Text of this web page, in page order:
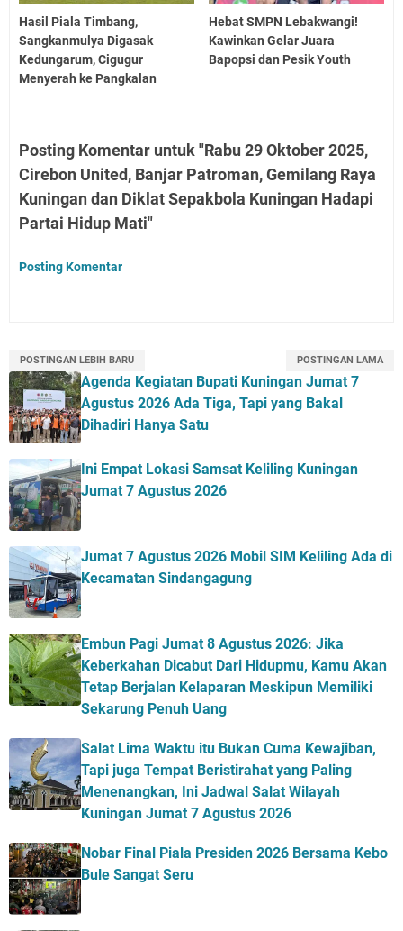
Hasil Piala Timbang,
Sangkanmulya Digasak
Kedungarum, Cigugur
Menyerah ke Pangkalan
Hebat SMPN Lebakwangi!
Kawinkan Gelar Juara
Bapopsi dan Pesik Youth
Posting Komentar untuk "Rabu 29 Oktober 2025,
Cirebon United, Banjar Patroman, Gemilang Raya
Kuningan dan Diklat Sepakbola Kuningan Hadapi
Partai Hidup Mati"
Posting Komentar
POSTINGAN LEBIH BARU POSTINGAN LAMA
Agenda Kegiatan Bupati Kuningan Jumat 7
Agustus 2026 Ada Tiga, Tapi yang Bakal
Dihadiri Hanya Satu
Ini Empat Lokasi Samsat Keliling Kuningan
Jumat 7 Agustus 2026
Jumat 7 Agustus 2026 Mobil SIM Keliling Ada di
Kecamatan Sindangagung
Embun Pagi Jumat 8 Agustus 2026: Jika
Keberkahan Dicabut Dari Hidupmu, Kamu Akan
Tetap Berjalan Kelaparan Meskipun Memiliki
Sekarung Penuh Uang
Salat Lima Waktu itu Bukan Cuma Kewajiban,
Tapi juga Tempat Beristirahat yang Paling
Menenangkan, Ini Jadwal Salat Wilayah
Kuningan Jumat 7 Agustus 2026
Nobar Final Piala Presiden 2026 Bersama Kebo
Bule Sangat Seru